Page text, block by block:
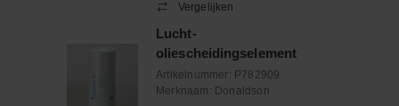
Vergelijken
Lucht-
oliescheidingselement
Artikelnummer: P782909
Merknaam: Donaldson